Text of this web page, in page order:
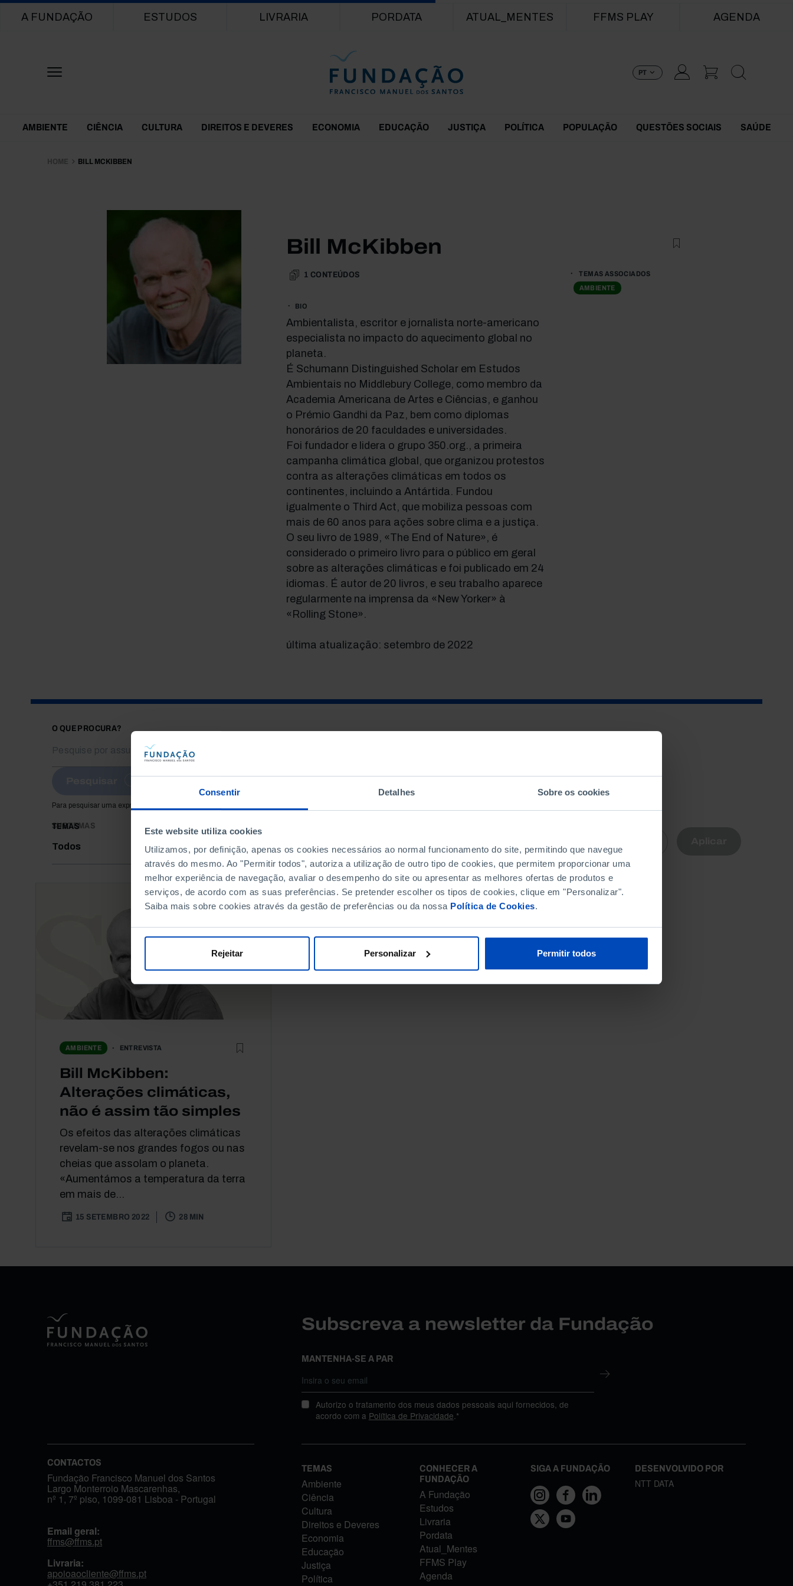
Consentir Detalhes Sobre os cookies
Este website utiliza cookies
Utilizamos, por definição, apenas os cookies necessários ao normal funcionamento do site, permitindo que navegue
através do mesmo. Ao "Permitir todos", autoriza a utilização de outro tipo de cookies, que permitem proporcionar uma
melhor experiência de navegação, avaliar o desempenho do site ou apresentar as melhores ofertas de produtos e
serviços, de acordo com as suas preferências. Se pretender escolher os tipos de cookies, clique em "Personalizar".
Saiba mais sobre cookies através da gestão de preferências ou da nossa Política de Cookies.
Rejeitar Personalizar Permitir todos
Main navigation
A FUNDAÇÃO ESTUDOS LIVRARIA PORDATA ATUAL_MENTES FFMS PLAY AGENDA
PT
Themes Menu
AMBIENTE CIÊNCIA CULTURA DIREITOS E DEVERES ECONOMIA EDUCAÇÃO JUSTIÇA POLÍTICA POPULAÇÃO QUESTÕES SOCIAIS SAÚDE
HOME BILL MCKIBBEN
Bill McKibben
1 CONTEÚDOS
BIO
Ambientalista, escritor e jornalista norte-americano
especialista no impacto do aquecimento global no
planeta.
É Schumann Distinguished Scholar em Estudos
Ambientais no Middlebury College, como membro da
Academia Americana de Artes e Ciências, e ganhou
o Prémio Gandhi da Paz, bem como diplomas
honorários de 20 faculdades e universidades.
Foi fundador e lidera o grupo 350.org., a primeira
campanha climática global, que organizou protestos
contra as alterações climáticas em todos os
continentes, incluindo a Antártida. Fundou
igualmente o Third Act, que mobiliza pessoas com
mais de 60 anos para ações sobre clima e a justiça.
O seu livro de 1989, «The End of Nature», é
considerado o primeiro livro para o público em geral
sobre as alterações climáticas e foi publicado em 24
idiomas. É autor de 20 livros, e seu trabalho aparece
regularmente na imprensa da «New Yorker» à
«Rolling Stone».
última atualização: setembro de 2022
TEMAS ASSOCIADOS
AMBIENTE
O QUE PROCURA?
Para pesquisar uma expressão coloque-a entre aspas
TEMAS
Todos
SUBTEMAS
Todos Mais relevante
AMBIENTE ENTREVISTA
Bill McKibben:
Alterações climáticas,
não é assim tão simples
Os efeitos das alterações climáticas
revelam-se nos grandes fogos ou nas
cheias que assolam o planeta.
«Aumentámos a temperatura da terra
em mais de...
15 SETEMBRO 2022 28 MIN
Subscreva a newsletter da Fundação
MANTENHA-SE A PAR
Autorizo o tratamento dos meus dados pessoais aqui fornecidos, de
acordo com a Política de Privacidade .*
CONTACTOS
Fundação Francisco Manuel dos Santos
Largo Monterroio Mascarenhas,
nº 1, 7º piso, 1099-081 Lisboa - Portugal
Email geral:
ffms@ffms.pt
Livraria:
apoioaocliente@ffms.pt
TEMAS
Ambiente
Ciência
Cultura
Direitos e Deveres
Economia
Educação
Justiça
Política
CONHECER A
FUNDAÇÃO
A Fundação
Estudos
Livraria
Pordata
Atual_Mentes
FFMS Play
Agenda
SIGA A FUNDAÇÃO DESENVOLVIDO POR
NTT DATA